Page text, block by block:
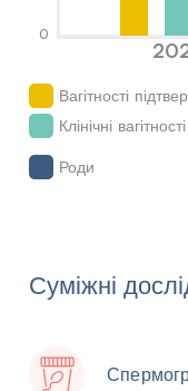
0
Вагітності
Клінічні
Роди
Суміжні